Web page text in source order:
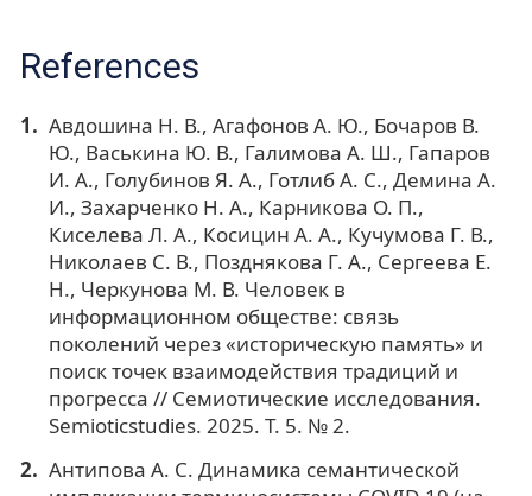
References
Авдошина Н. В., Агафонов А. Ю., Бочаров В.
Ю., Васькина Ю. В., Галимова А. Ш., Гапаров
И. А., Голубинов Я. А., Готлиб А. С., Демина А.
И., Захарченко Н. А., Карникова О. П.,
Киселева Л. А., Косицин А. А., Кучумова Г. В.,
Николаев С. В., Позднякова Г. А., Сергеева Е.
Н., Черкунова М. В. Человек в
информационном обществе: связь
поколений через «историческую память» и
поиск точек взаимодействия традиций и
прогресса // Семиотические исследования.
Semioticstudies. 2025. Т. 5. № 2.
Антипова А. С. Динамика семантической